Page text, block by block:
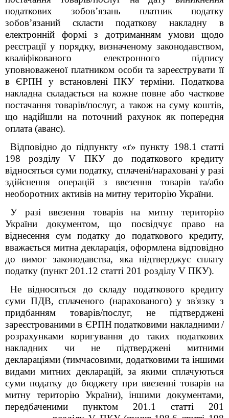
податкових зобов’язань платник податку
зобов’язаний скласти податкову накладну в
електронній формі з дотриманням умови щодо
реєстрації у порядку, визначеному законодавством,
кваліфікованого електронного підпису
уповноваженої платником особи та зареєструвати її
в ЄРПН у встановлені ПКУ терміни. Податкова
накладна складається на кожне повне або часткове
постачання товарів/послуг, а також на суму коштів,
що надійшли на поточний рахунок як попередня
оплата (аванс).
Відповідно до підпункту «ґ» пункту 198.1 статті
198 розділу V ПКУ до податкового кредиту
відносяться суми податку, сплачені/нараховані у разі
здійснення операцій з ввезення товарів та/або
необоротних активів на митну територію України.
У разі ввезення товарів на митну територію
України документом, що посвідчує право на
віднесення сум податку до податкового кредиту,
вважається митна декларація, оформлена відповідно
до вимог законодавства, яка підтверджує сплату
податку (пункт 201.12 статті 201 розділу V ПКУ).
Не відносяться доскладу податкового кредиту
суми ПДВ, сплаченого (нарахованого) у зв'язку з
придбанням товарів/послуг, не підтверджені
зареєстрованими в ЄРПН податковими накладними /
розрахунками коригування
до таких податкових
накладних чи не підтверджені митними
деклараціями (тимчасовими, додатковими та іншими
видами митних декларацій, за якими сплачуються
суми податку до бюджету при ввезенні товарів на
митну територію України), іншими документами,
передбаченими пунктом 201.1 статті 201